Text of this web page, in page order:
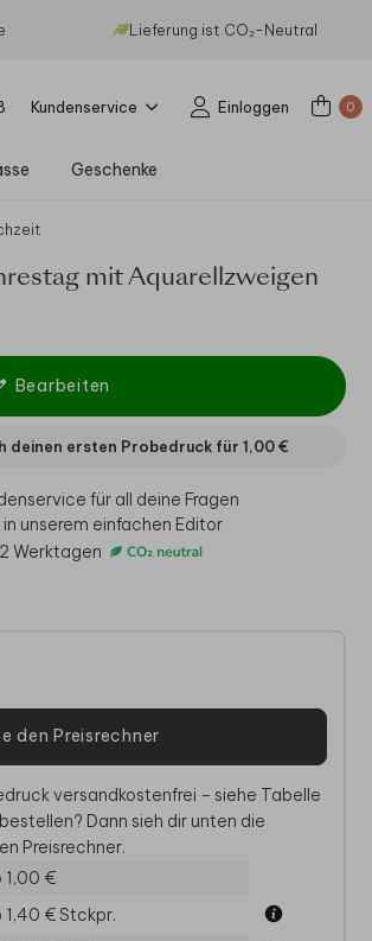
Lieferung ist CO₂-Neutral
Kundenservice Einloggen 0
Geschenke
EINLADUNG
mit Aquarellzweigen
Bearbeiten
deinen ersten Probedruck für1,00 €
für all deine Fragen
unserem einfachen Editor
Werktagen
den Preisrechner
versandkostenfrei – siehe Tabelle
Dann sieh dir unten die
Preisrechner.
1,00 €
1,40 €Stckpr.